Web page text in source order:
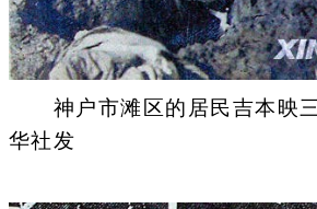
神户市滩区的居民吉本映三
华社发